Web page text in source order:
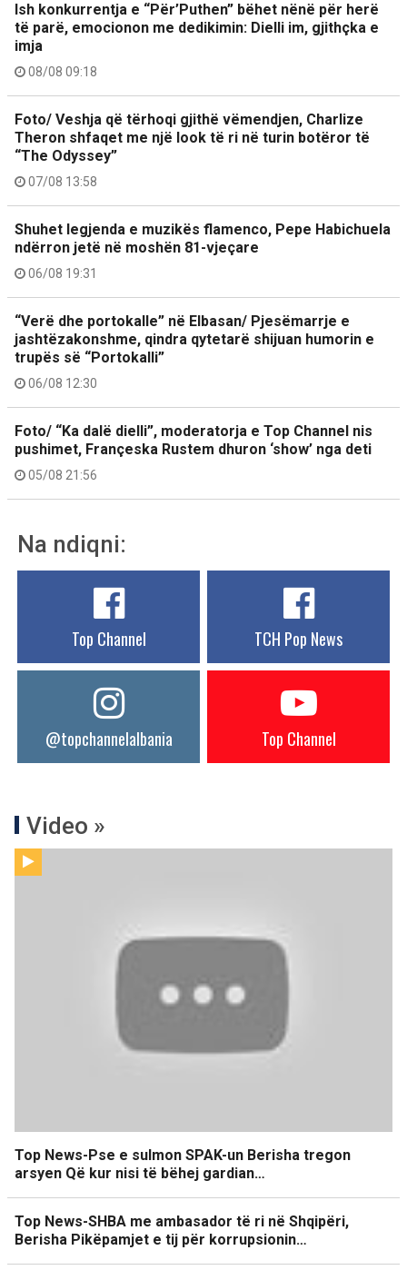
Ish konkurrentja e “Për’Puthen” bëhet nënë për herë
të parë, emocionon me dedikimin: Dielli im, gjithçka e
imja
08/08 09:18
Foto/ Veshja që tërhoqi gjithë vëmendjen, Charlize
Theron shfaqet me një look të ri në turin botëror të
“The Odyssey”
07/08 13:58
Shuhet legjenda e muzikës flamenco, Pepe Habichuela
ndërron jetë në moshën 81-vjeçare
06/08 19:31
“Verë dhe portokalle” në Elbasan/ Pjesëmarrje e
jashtëzakonshme, qindra qytetarë shijuan humorin e
trupës së “Portokalli”
06/08 12:30
Foto/ “Ka dalë dielli”, moderatorja e Top Channel nis
pushimet, Françeska Rustem dhuron ‘show’ nga deti
05/08 21:56
Na ndiqni:
Top Channel TCH Pop News
@topchannelalbania Top Channel
Video »
Top News-Pse e sulmon SPAK-un Berisha tregon
arsyen Që kur nisi të bëhej gardian…
Top News-SHBA me ambasador të ri në Shqipëri,
Berisha Pikëpamjet e tij për korrupsionin…